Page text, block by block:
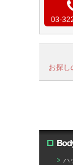
03-
お探し
ハ